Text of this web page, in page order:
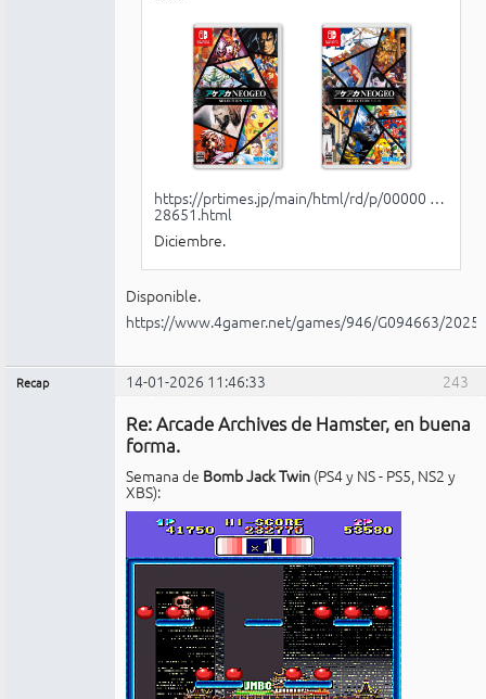
https://prtimes.jp/main/html/rd/p/00000 …
28651.html
Diciembre.
Disponible.
https://www.4gamer.net/games/946/G094663/
243
Recap 14-01-2026 11:46:33
Re: Arcade Archives de Hamster, en buena
forma.
Semana de Bomb Jack Twin (PS4 y NS - PS5, NS2 y
XBS):